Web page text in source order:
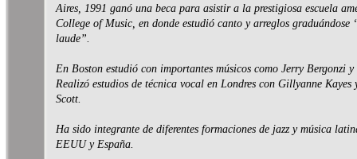
Aires, 1991 ganó una beca para asistir a la prestigiosa escuela
College of Music, en donde estudió canto y arreglos graduándose
laude”.
En Boston estudió con importantes músicos como Jerry Bergonzi
Realizó estudios de técnica vocal en Londres con Gillyanne Kayes
Scott.
Ha sido integrante de diferentes formaciones de jazz y música
EEUU y España.